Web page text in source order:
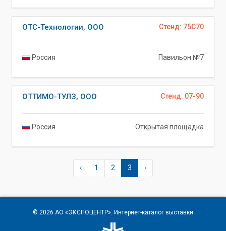
Стенд: 75C70
ОТС-Технологии, ООО
Россия Павильон №7
Стенд: 07-90
ОТТИМО-ТУЛЗ, ООО
Россия Открытая площадка
‹ 1 2 3 ›
© 2026 АО «ЭКСПОЦЕНТР». Интернет-каталог выставки